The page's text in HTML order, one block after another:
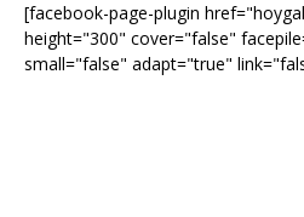
[facebook-page-plugin
height="300" cover="false"
small="false" adapt="true"